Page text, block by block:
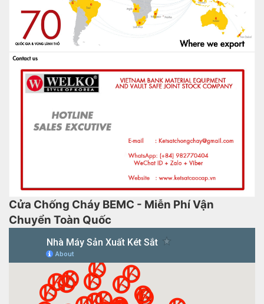
Cửa Chống Cháy BEMC - Miễn Phí Vận
Chuyển Toàn Quốc